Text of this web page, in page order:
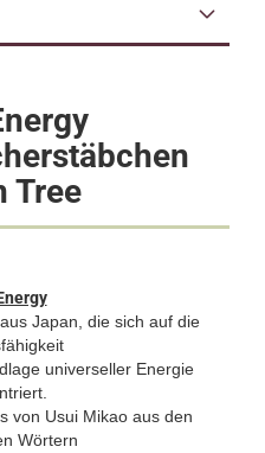
Tree
Japan, die sich auf die
universeller Energie
von Usui Mikao aus den
Wörtern